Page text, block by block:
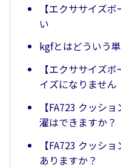
【エクササイズ
い
kgfとはどういう
【エクササイズ
イズになりません
【FA723 クッシ
濯はできますか？
【FA723 クッシ
ありますか？